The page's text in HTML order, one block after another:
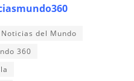
Noticias del Mundo
360